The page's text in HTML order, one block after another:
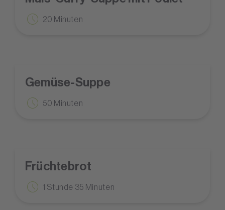
20 Minuten
Gemüse-Suppe
50 Minuten
Früchtebrot
1 Stunde 35 Minuten